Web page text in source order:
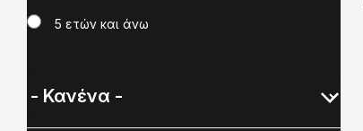
5 ετών και άνω